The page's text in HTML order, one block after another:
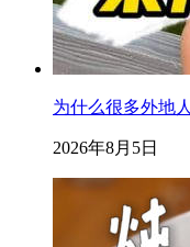
为什么很多外地
2026年8月5日